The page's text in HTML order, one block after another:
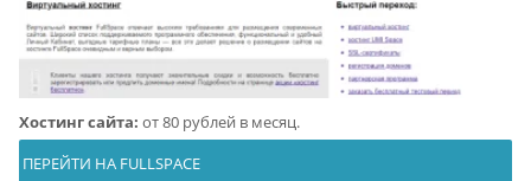
Хостинг сайта: от 80 рублей в месяц.
ПЕРЕЙТИ НА FULLSPACE